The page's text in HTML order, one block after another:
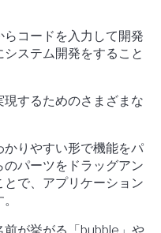
コードを入力して開発
ステム開発をすること
するためのさまざまな
りやすい形で機能をパ
パーツをドラッグアン
とで、アプリケーション
が挙がる「bubble」や